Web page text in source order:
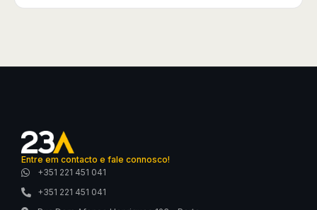
Entre em contacto e fale connosco!
+351 221 451 041
+351 221 451 041